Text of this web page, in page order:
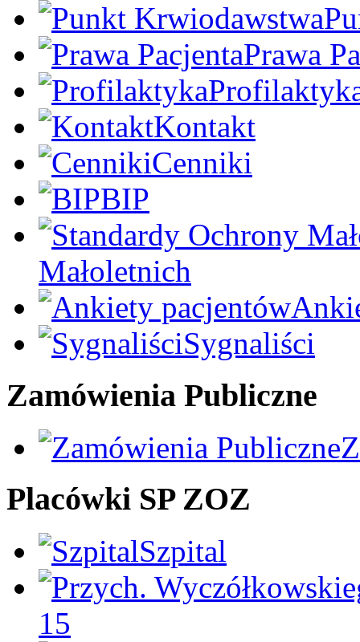
Prawa
Kontakt
Cenniki
BIP
Małoletnich
Sygnaliści
Zamówienia Publiczne
Placówki SP ZOZ
Szpital
15